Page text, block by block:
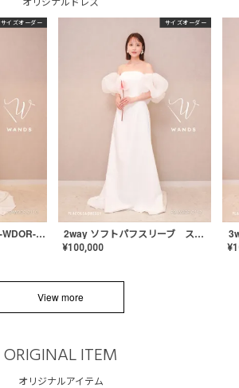
サイズオーダー
スレンダードレス〈PD-WDOR-2110〉
サイズオーダー
2way ソフトパフスリーブ スレンダードレス〈PD-WDOR-2112〉
¥100,000 ¥
View more
ORIGINAL ITEM
オリジナルアイテム